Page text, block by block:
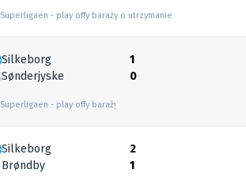
Superligaen
play offy baraży o utrzymanie
Silkeborg
Sønderjyske
Superligaen play offy baraży o utrzymanie
1
0
Silkeborg
Brøndby
2
1